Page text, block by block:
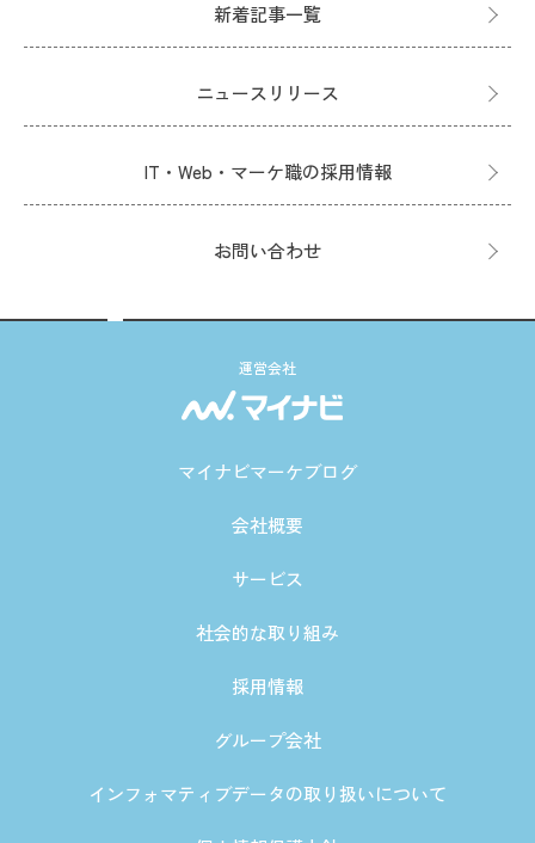
新着記事一覧
ニュースリリース
IT・Web・マーケ職の採用情報
お問い合わせ
運営会社
マイナビマーケブログ
会社概要
サービス
社会的な取り組み
採用情報
グループ会社
インフォマティブデータの取り扱いについて